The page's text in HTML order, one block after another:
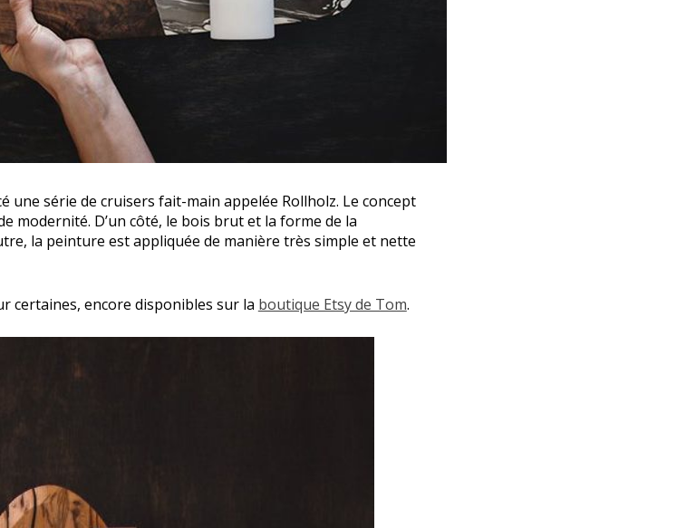
une série de cruisers fait-main appelée Rollholz. Le concept
modernité. D’un côté, le bois brut et la forme de la
la peinture est appliquée de manière très simple et nette
certaines, encore disponibles sur la boutique Etsy de Tom.